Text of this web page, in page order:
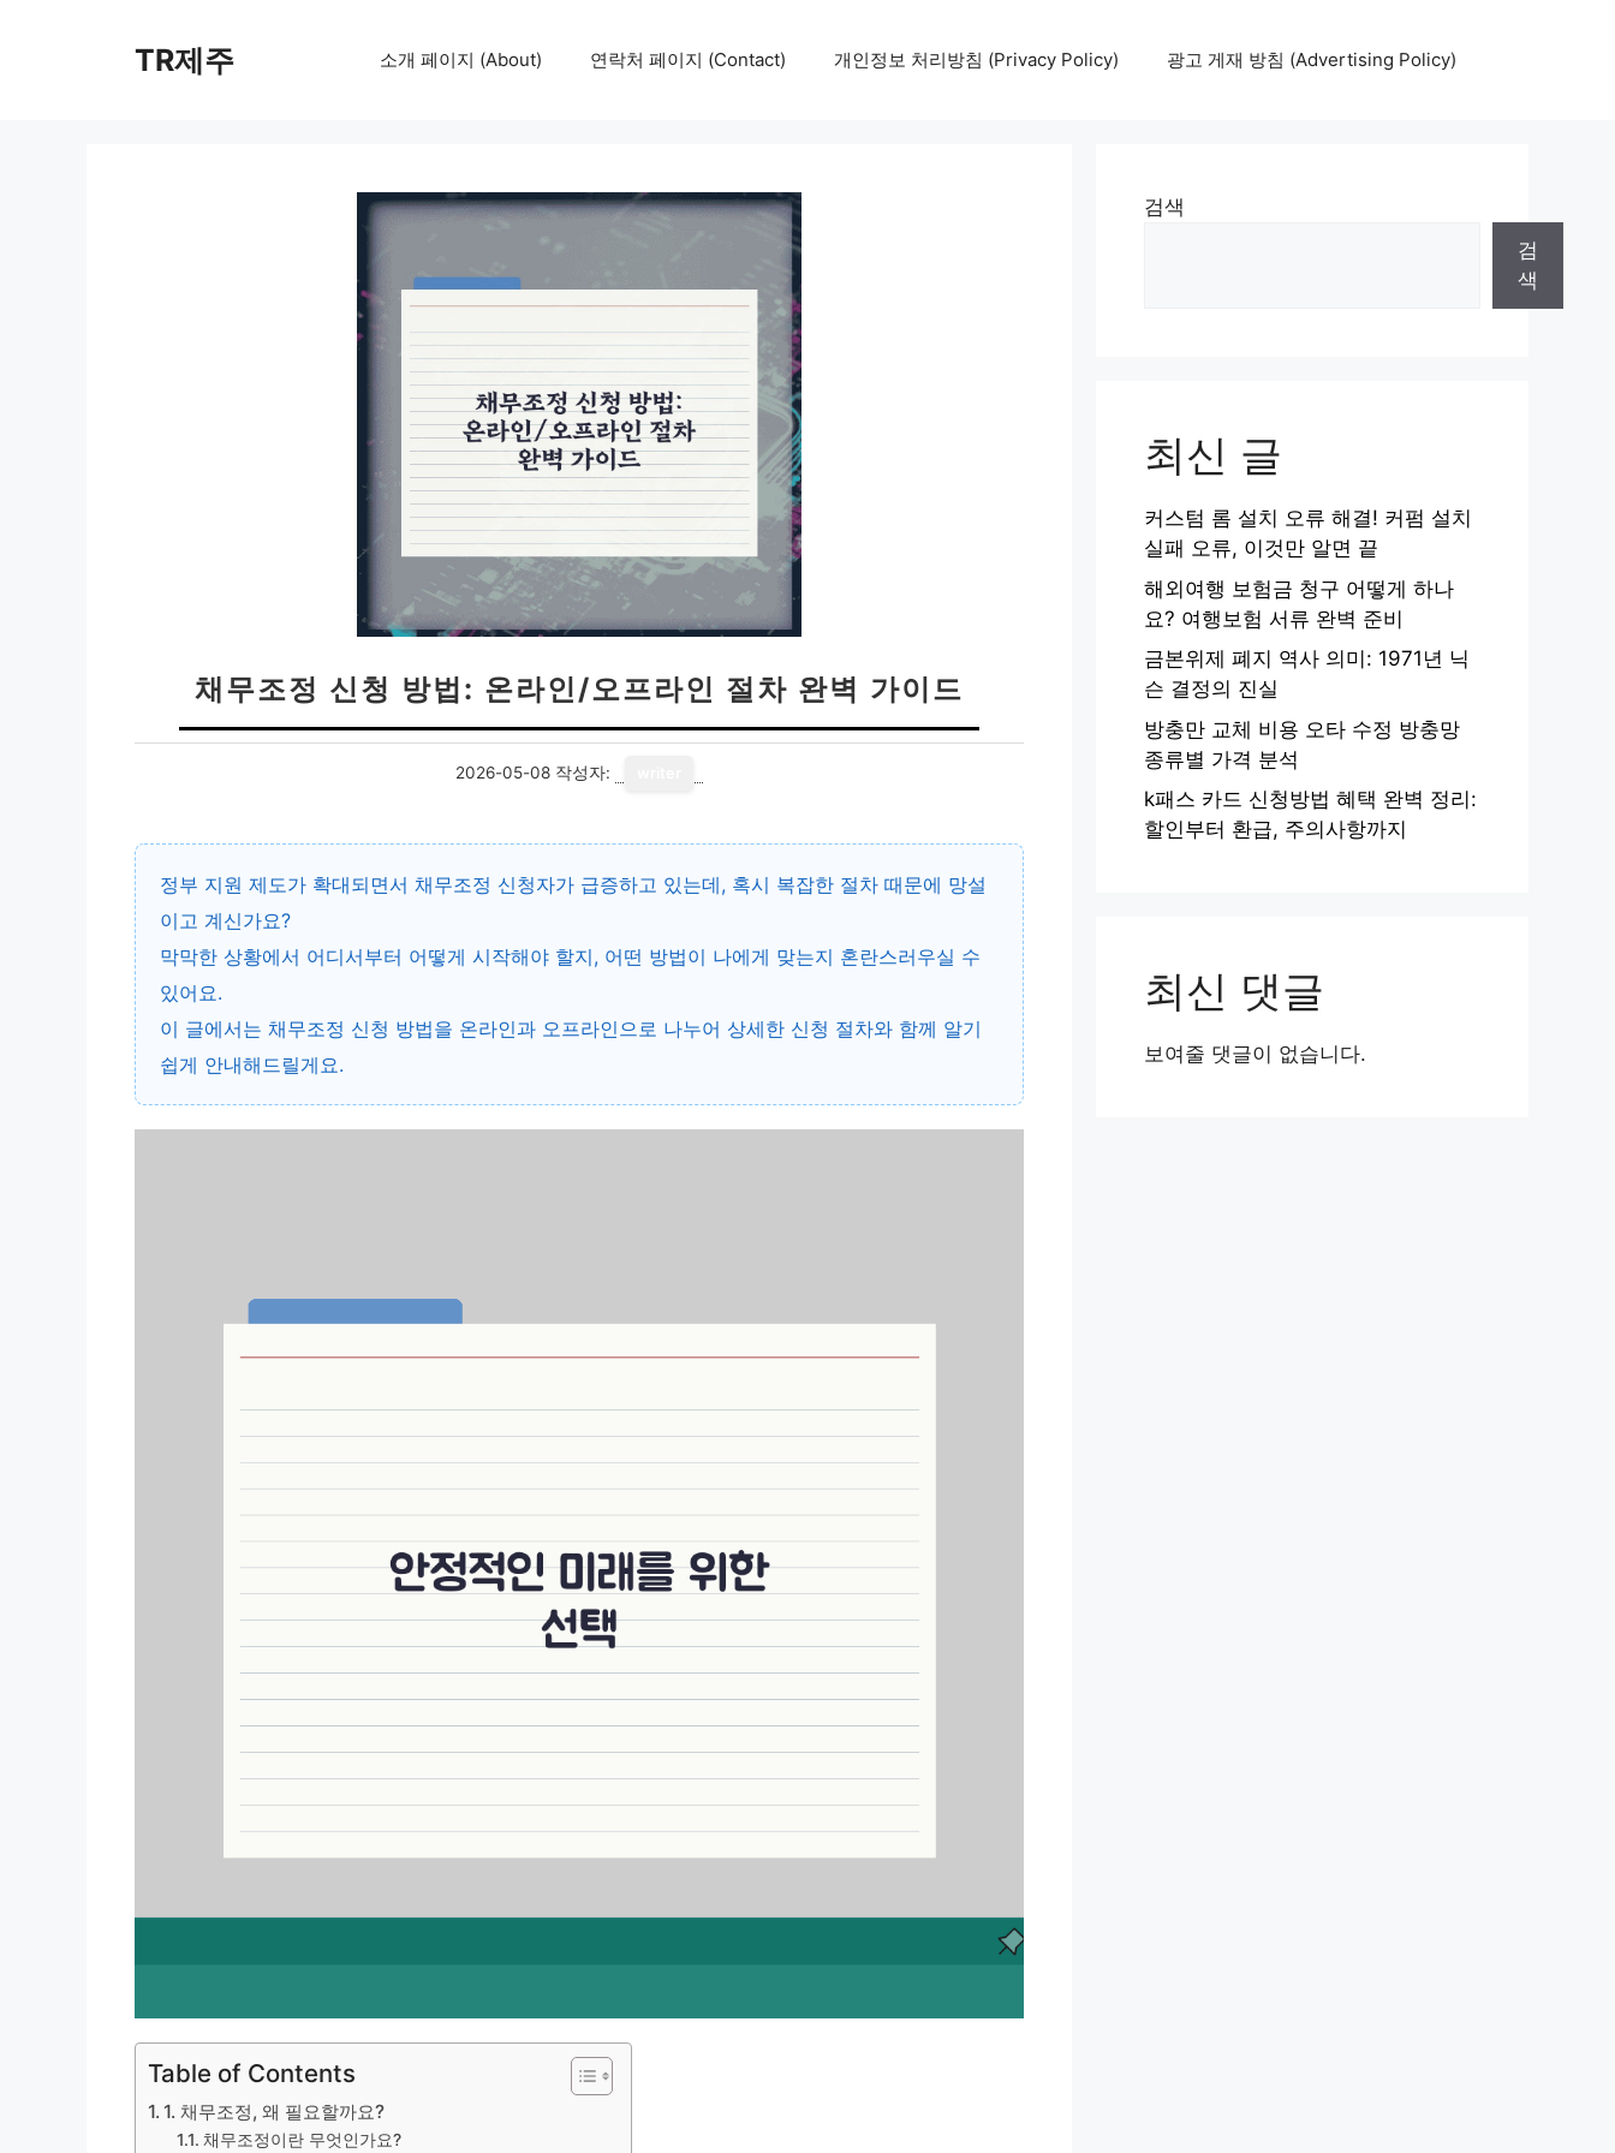
TR제주 소개 페이지 (About) 연락처 페이지 (Contact) 개인정보 처리방침 (Privacy Policy) 광고 게재 방침 (Advertising Policy)
채무조정 신청 방법: 온라인/오프라인 절차 완벽 가이드
2026-05-08 작성자:
정부 지원 제도가 확대되면서 채무조정 신청자가 급증하고 있는데, 혹시 복잡한 절차 때문에 망설
이고 계신가요?
막막한 상황에서 어디서부터 어떻게 시작해야 할지, 어떤 방법이 나에게 맞는지 혼란스러우실 수
있어요.
이 글에서는 채무조정 신청 방법을 온라인과 오프라인으로 나누어 상세한 신청 절차와 함께 알기
쉽게 안내해드릴게요.
Table of Contents
1. 채무조정, 왜 필요할까요?
채무조정이란 무엇인가요?
검색
검
색
최신 글
커스텀 롬 설치 오류 해결! 커펌 설치
실패 오류, 이것만 알면 끝
해외여행 보험금 청구 어떻게 하나
요? 여행보험 서류 완벽 준비
금본위제 폐지 역사 의미: 1971년 닉
슨 결정의 진실
방충만 교체 비용 오타 수정 방충망
종류별 가격 분석
k패스 카드 신청방법 혜택 완벽 정리:
할인부터 환급, 주의사항까지
최신 댓글
보여줄 댓글이 없습니다.